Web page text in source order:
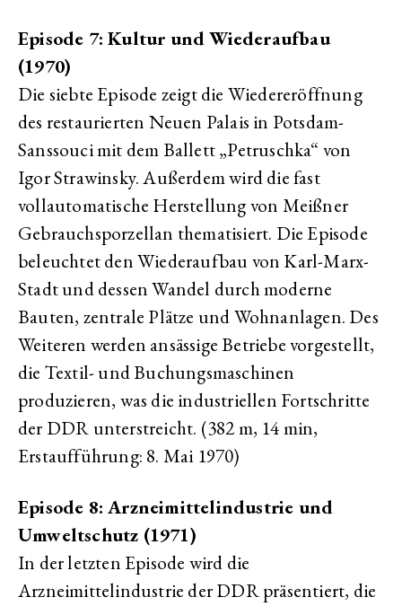
Episode 7: Kultur und Wiederaufbau
(1970)
Die siebte Episode zeigt die Wiedereröffnung
des restaurierten Neuen Palais in Potsdam-
Sanssouci mit dem Ballett „Petruschka“ von
Igor Strawinsky. Außerdem wird die fast
vollautomatische Herstellung von Meißner
Gebrauchsporzellan thematisiert. Die Episode
beleuchtet den Wiederaufbau von Karl-Marx-
Stadt und dessen Wandel durch moderne
Bauten, zentrale Plätze und Wohnanlagen. Des
Weiteren werden ansässige Betriebe vorgestellt,
die Textil- und Buchungsmaschinen
produzieren, was die industriellen Fortschritte
der DDR unterstreicht. (382 m, 14 min,
Erstaufführung: 8. Mai 1970)
Episode 8: Arzneimittelindustrie und
Umweltschutz (1971)
In der letzten Episode wird die
Arzneimittelindustrie der DDR präsentiert, die